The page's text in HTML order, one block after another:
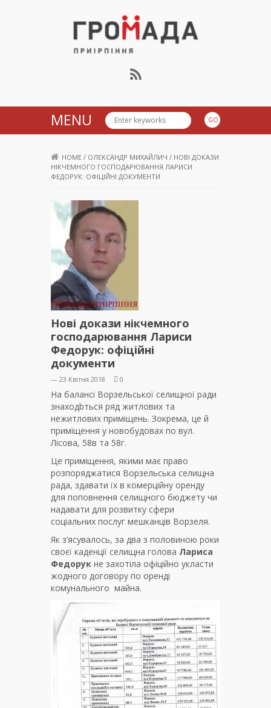
Громада Приірпіння
MENU
HOME / ОЛЕКСАНДР МИХАЙЛИЧ / НОВІ ДОКАЗИ
НІКЧЕМНОГО ГОСПОДАРЮВАННЯ ЛАРИСИ
ФЕДОРУК: ОФІЦІЙНІ ДОКУМЕНТИ
Нові докази нікчемного
господарювання Лариси
Федорук: офіційні
документи
— 23 Квітня 2018 0
На балансі Ворзельської селищної ради
знаходbться ряд житлових та
нежитлових приміщень. Зокрема, це й
приміщення у новобудовах по вул.
Лісова, 58в та 58г.
Це приміщення, якими має право
розпоряджатися Ворзельська селищна
рада, здавати їх в комерційну оренду
для поповнення селищного бюджету чи
надавати для розвитку сфери
соціальних послуг мешканців Ворзеля.
Як з’ясувалось, за два з половиною роки
своєї каденції селищна голова Лариса
Федорук не захотіла офіційно укласти
жодного договору по оренді
комунального майна.